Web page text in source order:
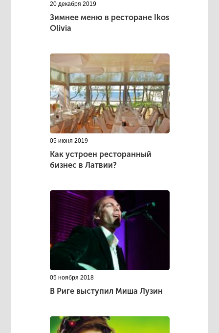
20 декабря 2019
Зимнее меню в ресторане Ikos
Olivia
05 июня 2019
Как устроен ресторанный
бизнес в Латвии?
05 ноября 2018
В Риге выступил Миша Лузин